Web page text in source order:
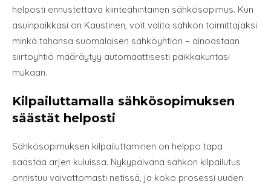
helposti ennustettava kiinteähintainen sähkösopimus. Kun
asuinpaikkasi on Kaustinen, voit valita sähkön toimittajaksi
minkä tahansa suomalaisen sähköyhtiön – ainoastaan
siirtoyhtiö määräytyy automaattisesti paikkakuntasi
mukaan.
Kilpailuttamalla sähkösopimuksen
säästät helposti
Sähkösopimuksen kilpailuttaminen on helppo tapa
säästää arjen kuluissa. Nykypäivänä sähkön kilpailutus
onnistuu vaivattomasti netissä, ja koko prosessi uuden